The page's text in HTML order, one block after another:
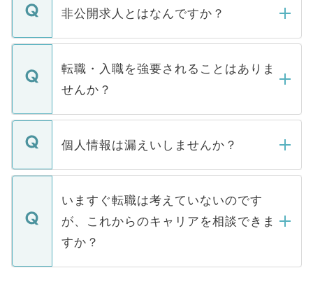
登録内容を確認し、その後メールもしくは
ます。通常、5営業日以内にはご連絡をせて
いただきますので、しばらくお待ちくださ
い。
非公開求人とはなんですか？
マイナビDOCTORで取り扱っている求人の
うち約3割は、Webサイトからご覧いただ
けない「非公開求人」です。非公開求人は
下記の理由によって、一般には公開してい
ません。
■応募殺到を避けるため 人気のある医療機
関を公にしてしまうと、応募が殺到する場
に、医療機関が求める条件に合った人材の
みを人材紹介会社に依頼するケースが増え
ています。
転職・入職を強要されることはありま
せんか？
転職・入職を強要することは一切ありませ
ん。また、仮に応募先から内定をいただい
定を承諾する必要はありません。内定先へ
の辞退の連絡はキャリアパートナーが行い
ますので、ご安心ください。
個人情報は漏えいしませんか？
個人情報が漏えいすることはありませんの
で、ご安心ください。当サイトからの登録
などで収集したご登録者様の個人情報は、
ご本人のキャリアアップおよび転職活動の
支援を目的に使用いたします。お預かりし
ているすべての個人データはご本人の許可
いますぐ転職は考えていないのです
が、これからのキャリアを相談できま
すか？